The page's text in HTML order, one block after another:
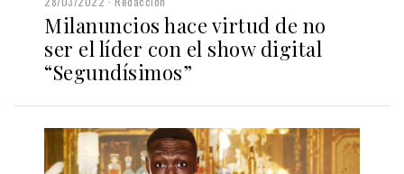
Milanuncios hace virtud de no
ser el líder con el show digital
“Segundísimos”